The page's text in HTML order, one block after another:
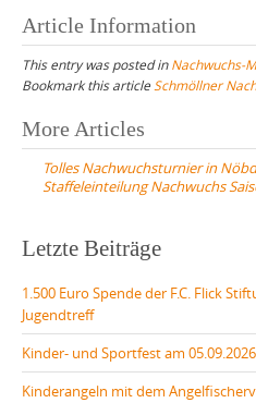
Article Information
This entry was posted inNachwuchs-
Bookmark this articleSchmöllner
Post
navigation
More Articles
Tolles Nachwuchsturnier in
Staffeleinteilung Nachwuchs
Letzte Beiträge
1.500 Euro Spende der F.C. Flick
Jugendtreff
Kinder- und Sportfest am 05.09.2026
Kinderangeln mit dem